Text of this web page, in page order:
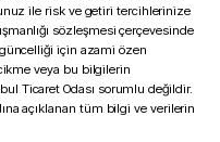
ile risk ve getiri tercihlerinize
sözleşmesi çerçevesinde
için azami özen
veya bu bilgilerin
Ticaret Odası sorumlu değildir.
açıklanan tüm bilgi ve verilerin